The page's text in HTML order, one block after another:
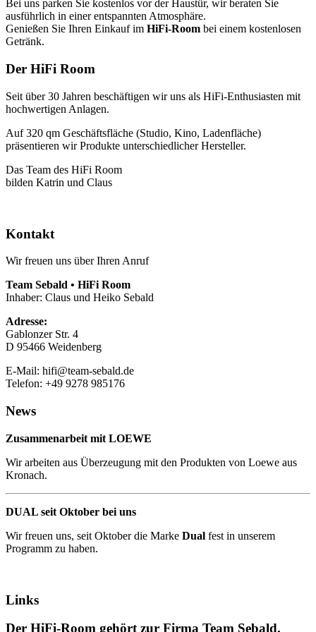
Bei uns parken Sie kostenlos vor der Haustür, wir beraten Sie
ausführlich in einer entspannten Atmosphäre.
Genießen Sie Ihren Einkauf im HiFi-Room bei einem kostenlosen
Getränk.
Der HiFi Room
Seit über 30 Jahren beschäftigen wir uns als HiFi-Enthusiasten mit
hochwertigen Anlagen.
Auf 320 qm Geschäftsfläche (Studio, Kino, Ladenfläche)
präsentieren wir Produkte unterschiedlicher Hersteller.
Das Team des HiFi Room
bilden Katrin und Claus
Kontakt
Wir freuen uns über Ihren Anruf
Team Sebald • HiFi Room
Inhaber: Claus und Heiko Sebald
Adresse:
Gablonzer Str. 4
D 95466 Weidenberg
E-Mail: hifi@team-sebald.de
Telefon: +49 9278 985176
News
Zusammenarbeit mit LOEWE
Wir arbeiten aus Überzeugung mit den Produkten von Loewe aus
Kronach.
DUAL seit Oktober bei uns
Wir freuen uns, seit Oktober die Marke Dual fest in unserem
Programm zu haben.
Links
Der HiFi-Room gehört zur Firma Team Sebald.